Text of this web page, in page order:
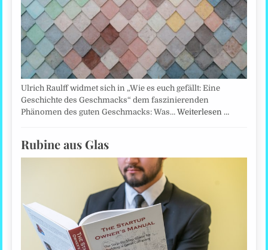
Ulrich Raulff widmet sich in „Wie es euch gefällt: Eine
Geschichte des Geschmacks“ dem faszinierenden
Phänomen des guten Geschmacks: Was…Weiterlesen …
Rubine aus Glas